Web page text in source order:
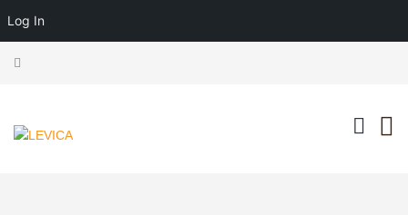
Log In